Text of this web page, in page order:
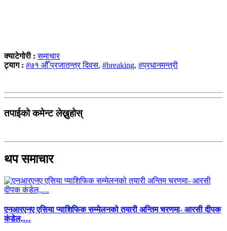
क्याटेगोरी :समाचार
ट्याग : #७१ औँ प्रजातन्त्र दिवस, #breaking, #प्रधानमन्त्री
तपाईको कमेन्ट लेख्नुहोस्
थप समाचार
एनआरएनए एसिया प्याशिफिक सम्मेलनको तयारी अन्तिम चरणमा- आरसी दीपक
कंडेल,…